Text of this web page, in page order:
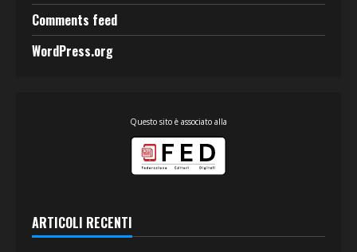
Comments feed
WordPress.org
Questo sito è associato alla
ARTICOLI RECENTI